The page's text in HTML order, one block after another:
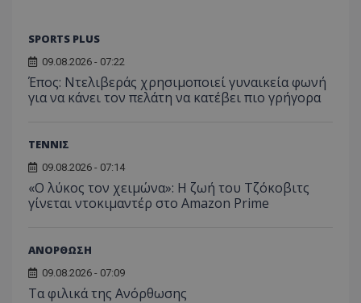
SPORTS PLUS
09.08.2026 - 07:22
Έπος: Ντελιβεράς χρησιμοποιεί γυναικεία φωνή
για να κάνει τον πελάτη να κατέβει πιο γρήγορα
ΤΕΝΝΙΣ
09.08.2026 - 07:14
«Ο λύκος τον χειμώνα»: Η ζωή του Τζόκοβιτς
γίνεται ντοκιμαντέρ στο Amazon Prime
ΑΝΟΡΘΩΣΗ
09.08.2026 - 07:09
Τα φιλικά της Ανόρθωσης